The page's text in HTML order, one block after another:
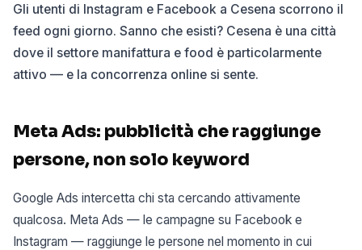
Gli utenti di Instagram e Facebook a Cesena scorrono il
feed ogni giorno. Sanno che esisti? Cesena è una città
dove il settore manifattura e food è particolarmente
attivo — e la concorrenza online si sente.
Meta Ads: pubblicità che raggiunge
persone, non solo keyword
Google Ads intercetta chi sta cercando attivamente
qualcosa. Meta Ads — le campagne su Facebook e
Instagram — raggiunge le persone nel momento in cui